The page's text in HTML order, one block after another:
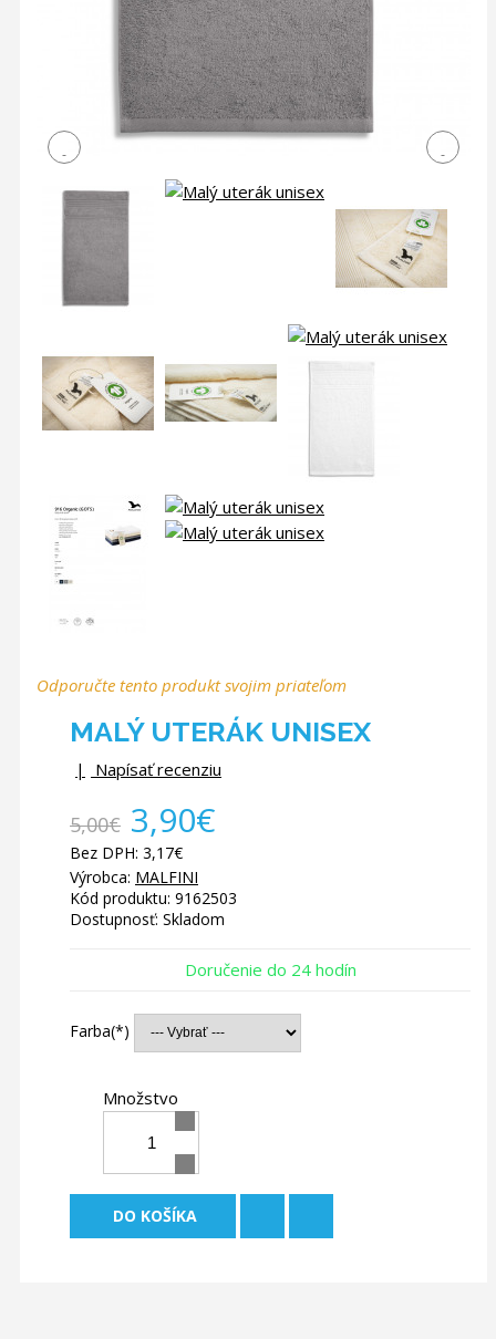
Odporučte tento produkt svojim priateľom
MALÝ UTERÁK UNISEX
Napísať recenziu
5,00€ 3,90€
Bez DPH: 3,17€
Výrobca: MALFINI
Kód produktu: 9162503
Dostupnosť: Skladom
Doručenie do 24 hodín
Farba
Množstvo
DO KOŠÍKA